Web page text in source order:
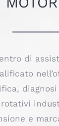
di
e